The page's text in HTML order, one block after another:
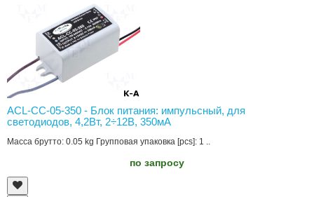
ACL-CC-05-350 - Блок питания: импульсный, для
светодиодов, 4,2Вт, 2÷12В, 350мА
Масса брутто: 0.05 kg Групповая упаковка [pcs]: 1 ..
по запросу